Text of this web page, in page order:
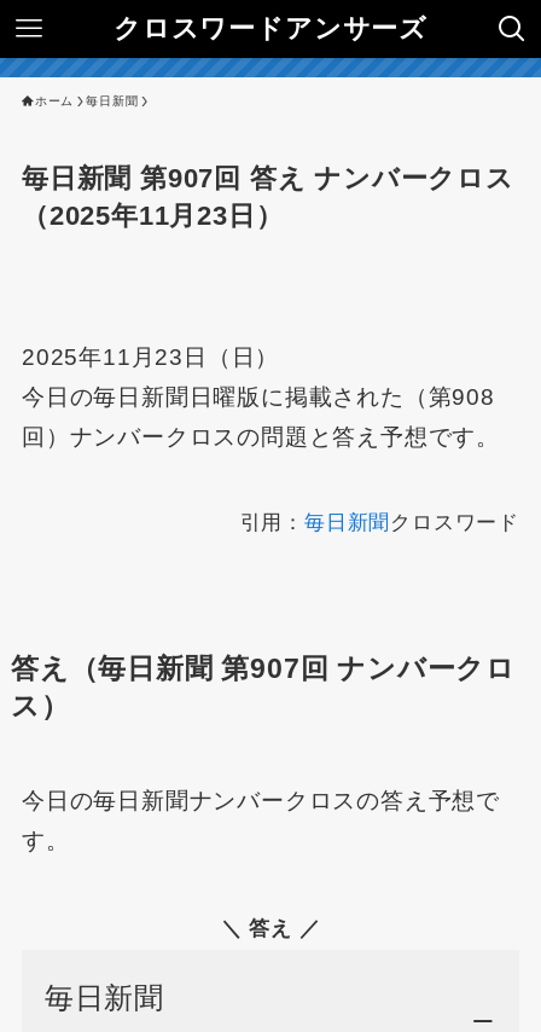
クロスワードアンサーズ
ホーム 毎日新聞
毎日新聞 第907回 答え ナンバークロス
（2025年11月23日）
2025年11月23日（日）
今日の毎日新聞日曜版に掲載された（第908
回）ナンバークロスの問題と答え予想です。
引用：毎日新聞 クロスワード
答え（毎日新聞 第907回 ナンバークロ
ス）
今日の毎日新聞ナンバークロスの答え予想で
す。
＼ 答え ／
毎日新聞